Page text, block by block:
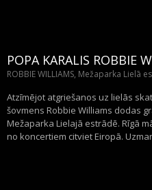
POPA KARALIS ROBBIE
ROBBIE WILLIAMS, Mežaparka Lielā
Atzīmējot atgriešanos uz lielās
šovmens Robbie Williams dodas
Mežaparka Lielajā estrādē. Rīgā
no koncertiem citviet Eiropā.